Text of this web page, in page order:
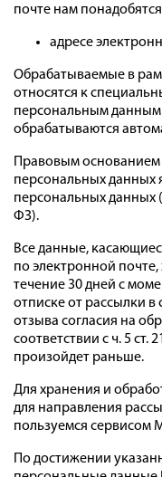
почте нам
адресе
Обрабатываемые в
относятся к
персональным данным
обрабатываются
Правовым основанием
персональных данных
персональных данных
ФЗ).
Все данные,
по электронной
течение 30 дней с
отписке от рассылки в
отзыва согласия на
соответствии с ч. 5 ст.
произойдет раньше.
Для хранения и
для направления
пользуемся сервисом
По достижении